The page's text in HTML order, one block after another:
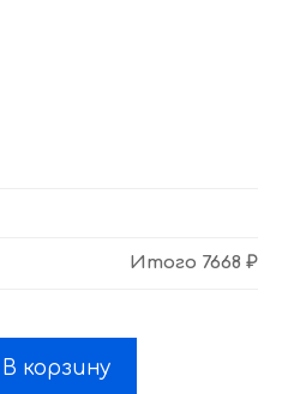
Итого 7668 ₽
В корзину